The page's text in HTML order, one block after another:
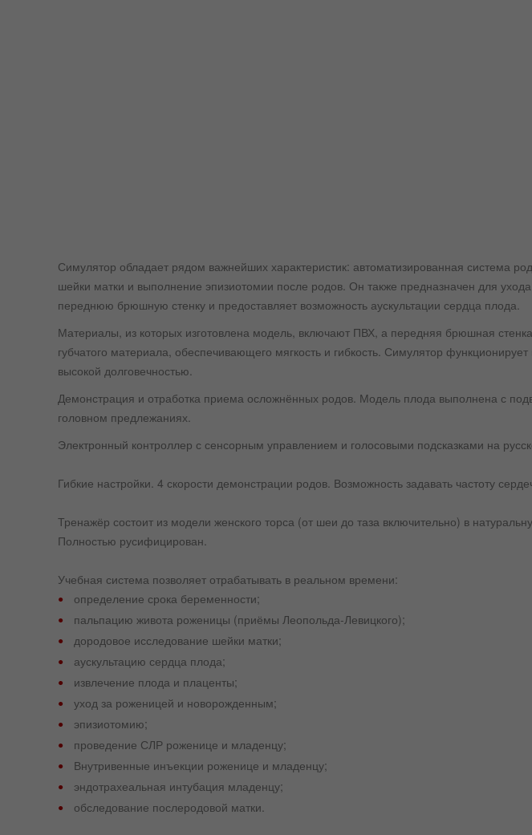
Симулятор обладает рядом важнейших характеристик: автоматизированная система
шейки матки и выполнение эпизиотомии после родов. Он также предназначен для
переднюю брюшную стенку и предоставляет возможность аускультации сердца плода.
Материалы, из которых изготовлена модель, включают ПВХ, а передняя брюшная
губчатого материала, обеспечивающего мягкость и гибкость. Симулятор
высокой долговечностью.
Демонстрация и отработка приема осложнённых родов. Модель плода выполнена с
головном предлежаниях.
Электронный контроллер с сенсорным управлением и голосовыми подсказками на
Гибкие настройки. 4 скорости демонстрации родов. Возможность задавать частоту
Тренажёр состоит из модели женского торса (от шеи до таза включительно) в
Полностью русифицирован.
Учебная система позволяет отрабатывать в реальном времени:
определение срока беременности;
пальпацию живота роженицы (приёмы Леопольда-Левицкого);
дородовое исследование шейки матки;
аускультацию сердца плода;
извлечение плода и плаценты;
уход за роженицей и новорожденным;
эпизиотомию;
проведение СЛР роженице и младенцу;
Внутривенные инъекции роженице и младенцу;
эндотрахеальная интубация младенцу;
обследование послеродовой матки.